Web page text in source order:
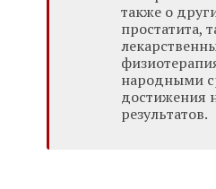
также о
простатита,
народными
достижения
результатов.